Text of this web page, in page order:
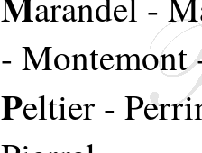
- Montemont
Peltier -